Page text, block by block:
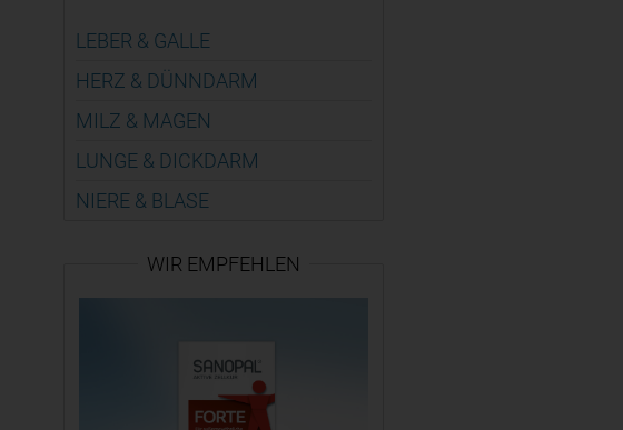
LEBER & GALLE
HERZ & DÜNN­DARM
MILZ & MAGEN
LUNGE & DICK­DARM
NIERE & BLASE
WIR EMPFEHLEN